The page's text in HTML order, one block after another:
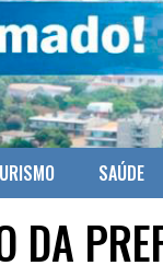
SAÚDE
DA